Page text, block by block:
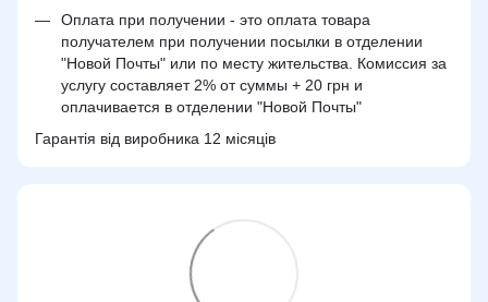
Оплата при получении - это оплата товара
получателем при получении посылки в отделении
"Новой Почты" или по месту жительства. Комиссия за
услугу составляет 2% от суммы + 20 грн и
оплачивается в отделении "Новой Почты"
Гарантія від виробника 12 місяців